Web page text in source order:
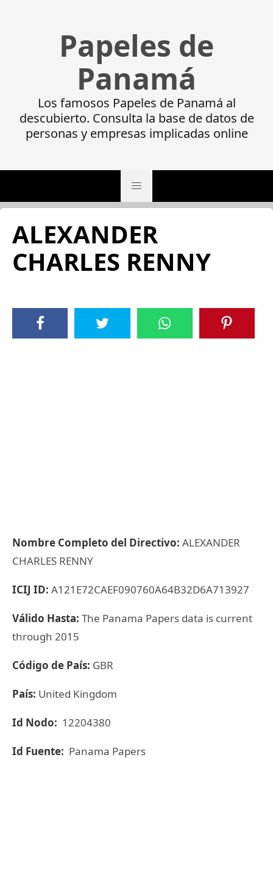
Papeles de
Panamá
Los famosos Papeles de Panamá al
descubierto. Consulta la base de datos de
personas y empresas implicadas online
ALEXANDER
CHARLES RENNY
Nombre Completo del Directivo: ALEXANDER
CHARLES RENNY
ICIJ ID: A121E72CAEF090760A64B32D6A713927
Válido Hasta: The Panama Papers data is current
through 2015
Código de País: GBR
País: United Kingdom
Id Nodo: 12204380
Id Fuente: Panama Papers